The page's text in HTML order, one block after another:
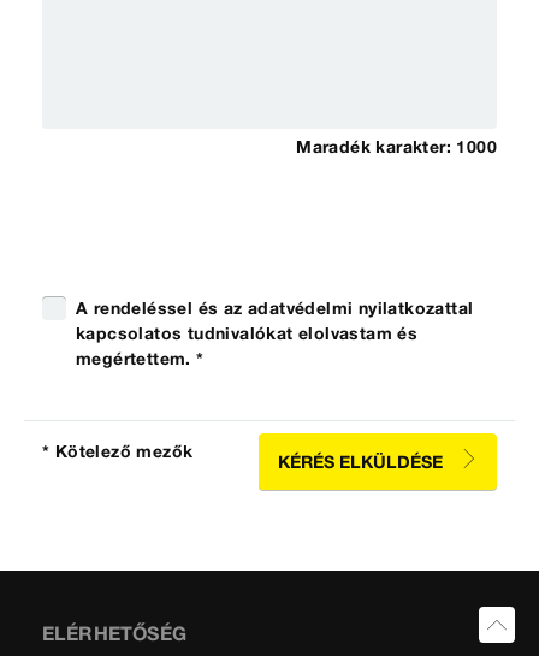
Maradék karakter: 1000
A rendeléssel és az adatvédelmi nyilatkozattal
kapcsolatos tudnivalókat elolvastam és
megértettem. *
* Kötelező mezők
KÉRÉS ELKÜLDÉSE
ELÉRHETŐSÉG